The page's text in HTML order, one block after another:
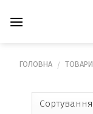
ГОЛОВНА /